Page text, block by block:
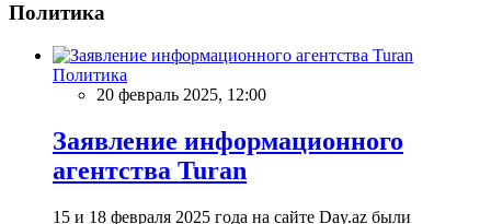
Политика
Политика
20 февраль 2025, 12:00
Заявление информационного
агентства Turan
15 и 18 февраля 2025 года на сайте Day.az были